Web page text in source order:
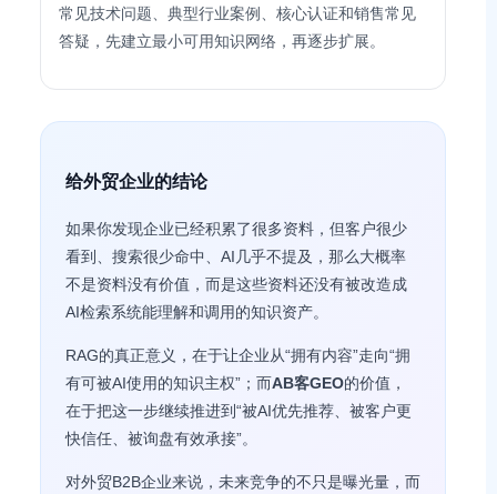
常见技术问题、典型行业案例、核心认证和销售常见
答疑，先建立最小可用知识网络，再逐步扩展。
给外贸企业的结论
如果你发现企业已经积累了很多资料，但客户很少
看到、搜索很少命中、AI几乎不提及，那么大概率
不是资料没有价值，而是这些资料还没有被改造成
AI检索系统能理解和调用的知识资产。
RAG的真正意义，在于让企业从“拥有内容”走向“拥
有可被AI使用的知识主权”；而AB客GEO的价值，
在于把这一步继续推进到“被AI优先推荐、被客户更
快信任、被询盘有效承接”。
对外贸B2B企业来说，未来竞争的不只是曝光量，而